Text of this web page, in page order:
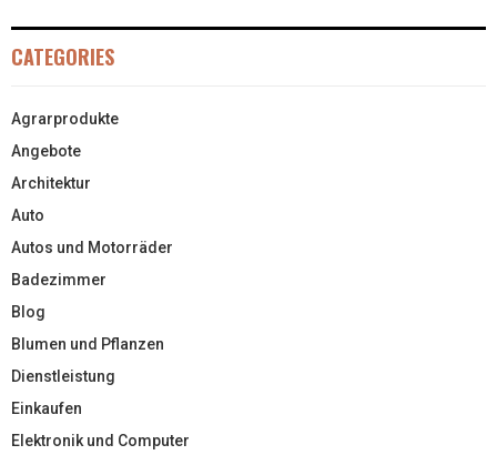
CATEGORIES
Agrarprodukte
Angebote
Architektur
Auto
Autos und Motorräder
Badezimmer
Blog
Blumen und Pflanzen
Dienstleistung
Einkaufen
Elektronik und Computer